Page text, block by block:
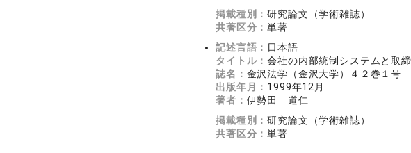
掲載種別：研究論文（学術雑誌）
共著区分：単著
記述言語： 日本語
タイトル：会社の内部統制システムと取
誌名： 金沢法学（金沢大学）４２巻１号
出版年月： 1999年12月
著者： 伊勢田 道仁
掲載種別：研究論文（学術雑誌）
共著区分：単著